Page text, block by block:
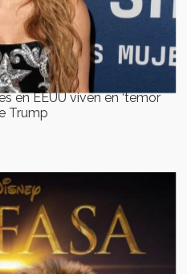
en EEUU viven en ‘temor
Trump